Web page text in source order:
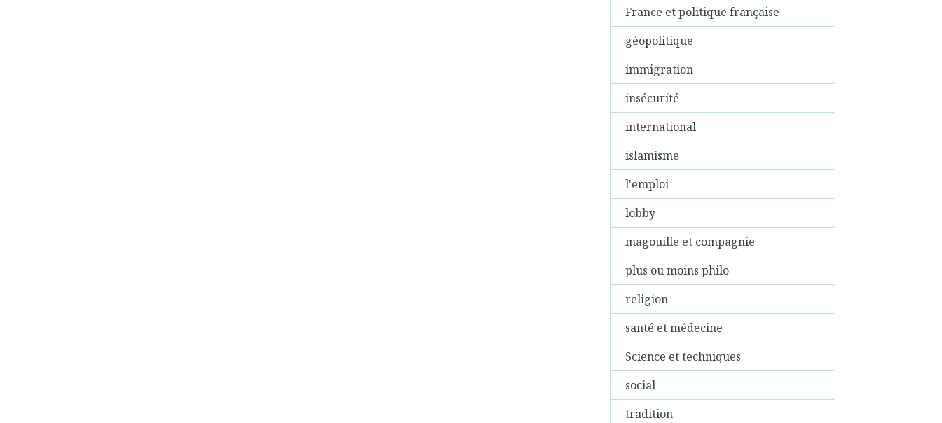
France et politique française
géopolitique
immigration
insécurité
international
islamisme
l'emploi
lobby
magouille et compagnie
plus ou moins philo
religion
santé et médecine
Science et techniques
social
tradition